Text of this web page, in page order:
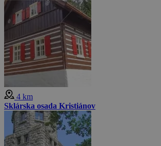
4 km
Sklárska osada Kristiánov